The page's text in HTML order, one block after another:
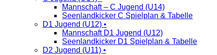
Mannschaft – C Jugend (U14)
Seenlandkicker C Spielplan & Tabelle
D1 Jugend (U12) •
Mannschaft D1 Jugend (U12)
Seenlandkicker D1 Spielplan & Tabelle
D2 Jugend (U11) •